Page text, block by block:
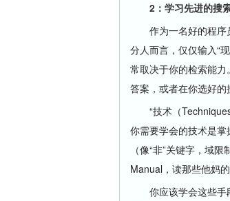
2：学习先进的搜
作为一名好的程序
分人而言，仅仅输入“
常取决于你的检索能
答案，或者在你选好的
“技术（Techniques
你需要学会的技术是
（像“非”关键字，域
Manual，读那些他妈的
你应该学会这些手